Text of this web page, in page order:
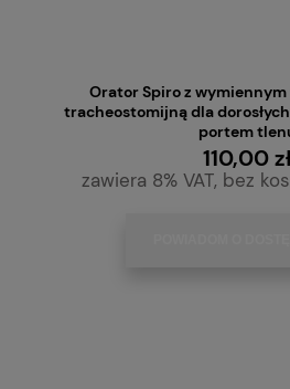
Orator Spiro z
tracheostomijną dla
portem
110,00
zawiera 8% VAT, bez